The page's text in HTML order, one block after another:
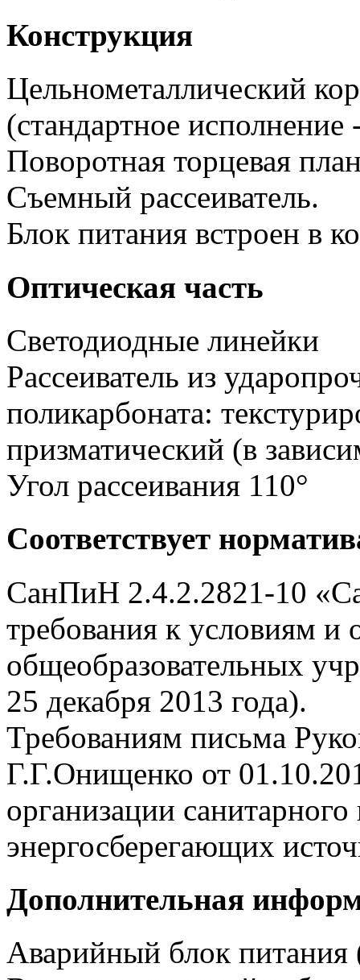
Конструкция
Цельнометаллический
(стандартное
Поворотная торцевая
Съемный рассеиватель.
Блок питания встроен в
Оптическая часть
Светодиодные линейки
Рассеиватель из
поликарбоната:
призматический (в
Угол рассеивания 110°
Соответствует
СанПиН 2.4.2.2821-10
требования к условиям и
общеобразовательных
25 декабря 2013 года).
Требованиям письма
Г.Г.Онищенко от
организации
энергосберегающих
Дополнительная
Аварийный блок питания